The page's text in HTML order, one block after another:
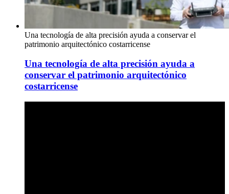
Una tecnología de alta precisión ayuda a conservar el
patrimonio arquitectónico costarricense
Una tecnología de alta precisión ayuda a
conservar el patrimonio arquitectónico
costarricense